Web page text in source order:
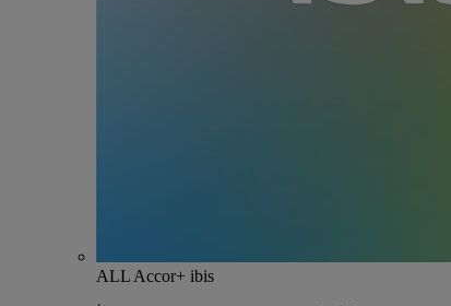
ALL Accor+ ibis